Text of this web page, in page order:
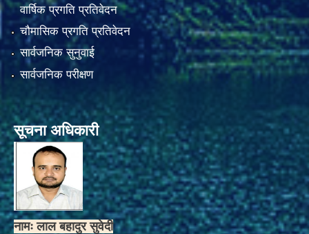
वार्षिक प्रगति प्रतिवेदन
चौमासिक प्रगति प्रतिवेदन
सार्वजनिक सुनुवाई
सार्वजनिक परीक्षण
सूचना अधिकारी
नामः लाल बहादुर सुवेदी